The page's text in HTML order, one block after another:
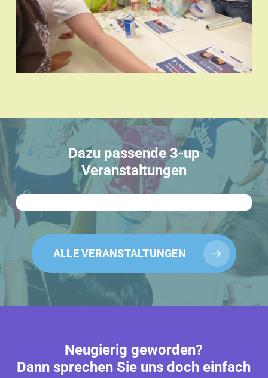
Dazu passende 3-up
Veranstaltungen
ALLE VERANSTALTUNGEN
Neugierig geworden?
Dann sprechen Sie uns doch einfach